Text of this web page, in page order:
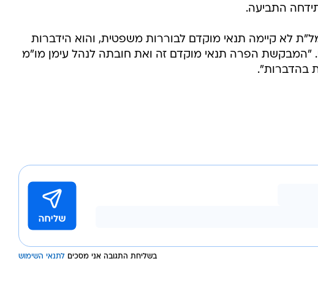
התביעה.
לא קיימה תנאי מוקדם לבוררות משפטית, והוא הידברות
"המבקשת הפרה תנאי מוקדם זה ואת חובתה לנהל עימן מו"מ
בהדברות".
בשליחת התגובה אני מסכים לתנאי השימוש